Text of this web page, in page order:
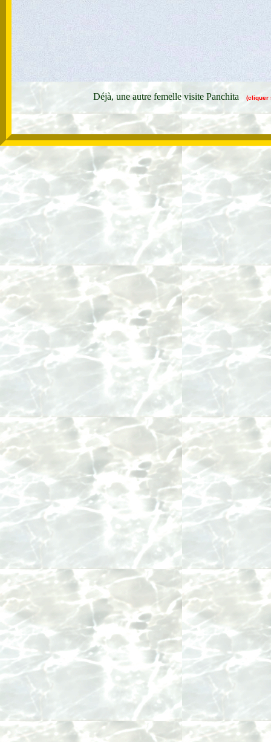
Déjà, une autre femelle visite Panchita (cliquer